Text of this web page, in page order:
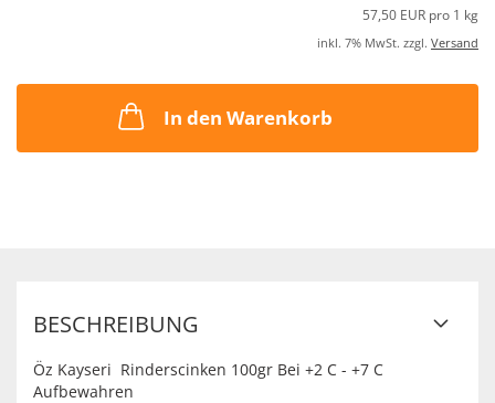
57,50 EUR pro 1 kg
inkl. 7% MwSt. zzgl. Versand
In den Warenkorb
BESCHREIBUNG
Öz Kayseri Rinderscinken 100gr Bei +2 C - +7 C
Aufbewahren